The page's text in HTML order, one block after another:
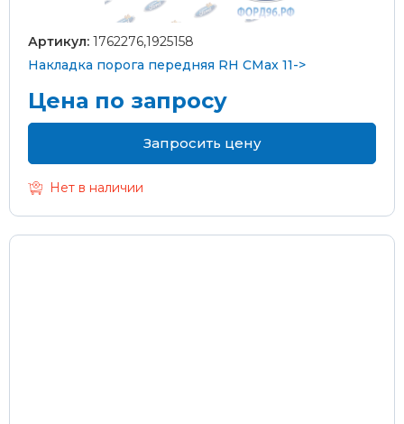
Артикул: 1762276,1925158
Накладка порога передняя RH CMax 11->
Цена по запросу
Запросить цену
Нет в наличии